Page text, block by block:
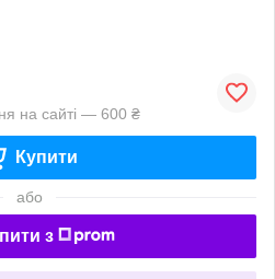
на сайті — 600 ₴
Купити
або
з